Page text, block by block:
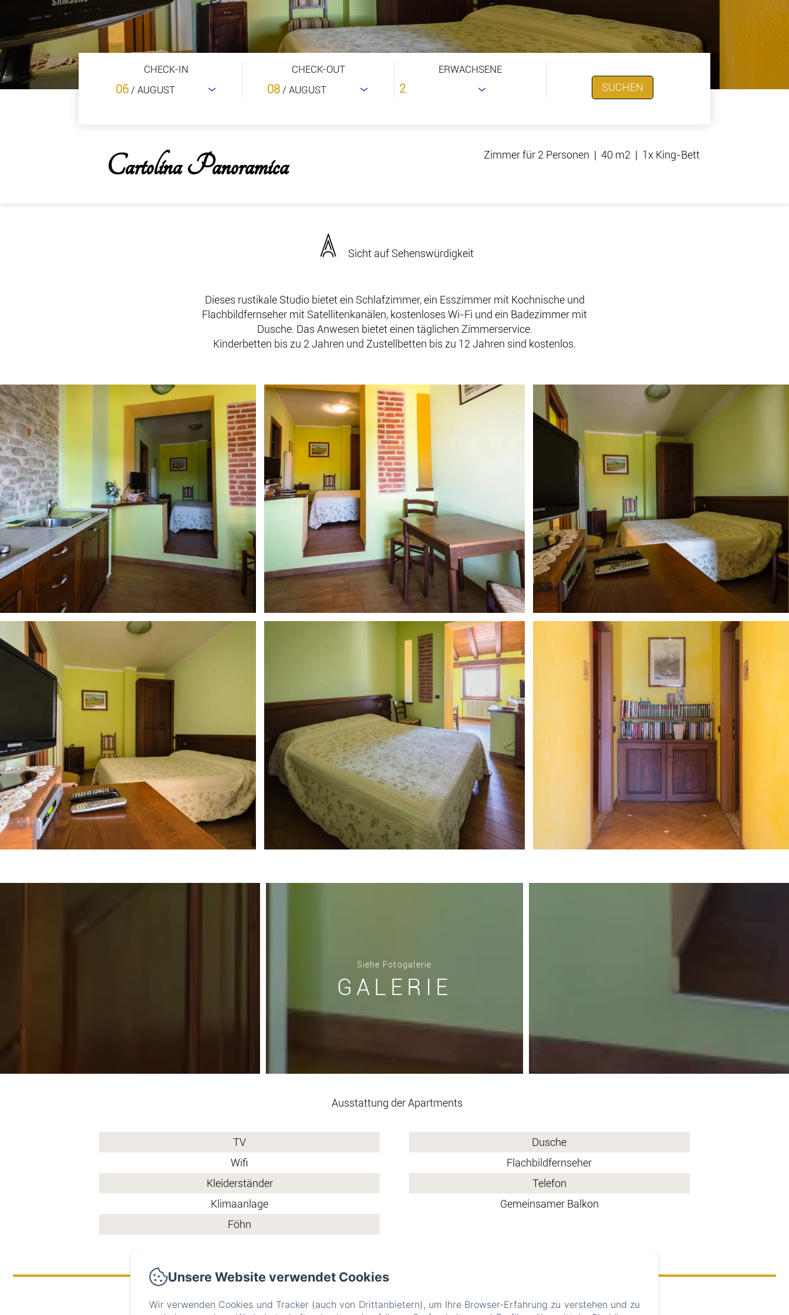
CHECK-IN
06 / AUGUST
CHECK-OUT
08 / AUGUST
ERWACHSENE
SUCHEN
Cartolina Panoramica Zimmer für 2 Personen | 40 m2 | 1x King-Bett
Sicht auf Sehenswürdigkeit
Dieses rustikale Studio bietet ein Schlafzimmer, ein Esszimmer mit Kochnische und
Flachbildfernseher mit Satellitenkanälen, kostenloses Wi-Fi und ein Badezimmer mit
Dusche. Das Anwesen bietet einen täglichen Zimmerservice.
Kinderbetten bis zu 2 Jahren und Zustellbetten bis zu 12 Jahren sind kostenlos.
Siehe Fotogalerie
GALERIE
Ausstattung der Apartments
TV
Wifi
Kleiderständer
Klimaanlage
Föhn
Dusche
Flachbildfernseher
Telefon
Gemeinsamer Balkon
All' Ombra Del Castello
Unsere Website verwendet Cookies
Wir verwenden Cookies und Tracker (auch von Drittanbietern), um Ihre Browser-Erfahrung zu verstehen und zu